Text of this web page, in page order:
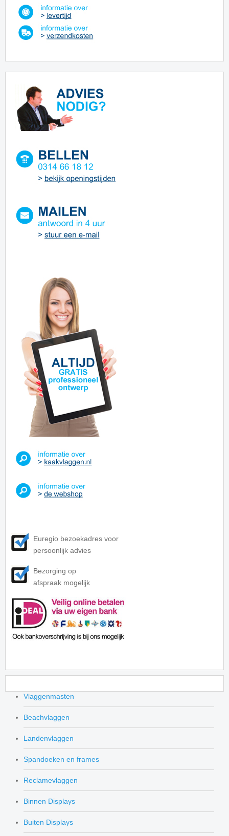
Euregio bezoekadres voor
persoonlijk advies
Bezorging op
afspraak mogelijk
Vlaggenmasten
Beachvlaggen
Landenvlaggen
Spandoeken en frames
Reclamevlaggen
Binnen Displays
Buiten Displays